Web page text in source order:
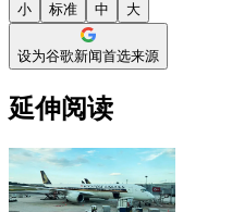
小 标准 中 大
设为谷歌新闻首选来源
延伸阅读